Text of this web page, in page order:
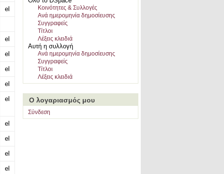
el
el
el
el
el
el
el
el
el
el
Κοινότητες & Συλλογές
Ανά ημερομηνία δημοσίευσης
Συγγραφείς
Τίτλοι
Λέξεις κλειδιά
Αυτή η συλλογή
Ανά ημερομηνία δημοσίευσης
Συγγραφείς
Τίτλοι
Λέξεις κλειδιά
Ο λογαριασμός μου
Σύνδεση